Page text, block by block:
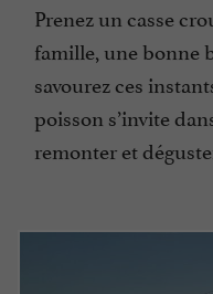
Prenez un casse
famille, une bonne
savourez ces
poisson s’invite
remonter et